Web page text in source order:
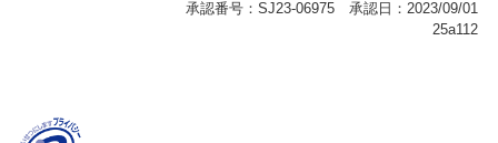
名、住所、生年月日、性別、保険契約者と被保険者の関